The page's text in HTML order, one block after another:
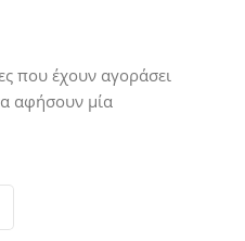
που έχουν αγοράσει
αφήσουν μία